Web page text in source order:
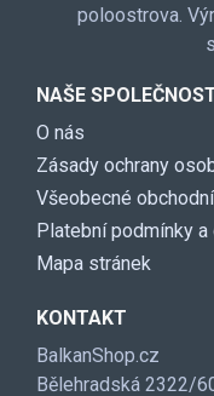
poloostrova.
NAŠE
O nás
Zásady ochrany
Všeobecné
Platební podmínky
Mapa stránek
KONTAKT
BalkanShop.cz
Bělehradská 2322/